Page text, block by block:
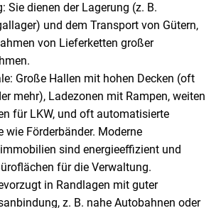
Sie dienen der Lagerung (z. B.
und dem Transport von Gütern,
von Lieferketten großer
Große Hallen mit hohen Decken (oft
mehr), Ladezonen mit Rampen, weiten
für LKW, und oft automatisierte
wie Förderbänder. Moderne
sind energieeffizient und
für die Verwaltung.
in Randlagen mit guter
z. B. nahe Autobahnen oder